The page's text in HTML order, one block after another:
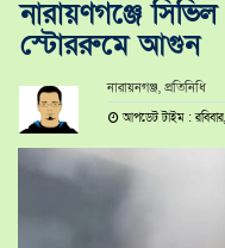
নারায়ণগঞ্জে
স্টোররুমে আগুন
নারায়নগঞ্জ, প্রতিনিধি
আপডেট টাইম :